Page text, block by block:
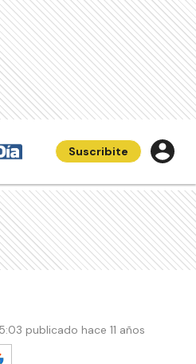
Suscribite
publicado hace 11 años